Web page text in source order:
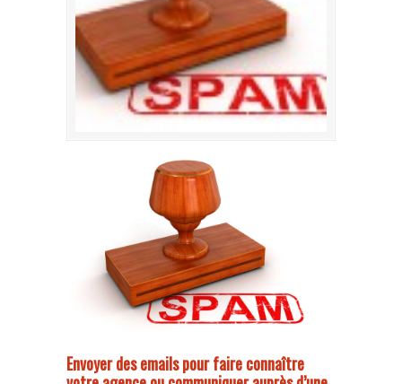
Envoyer des emails pour faire connaître